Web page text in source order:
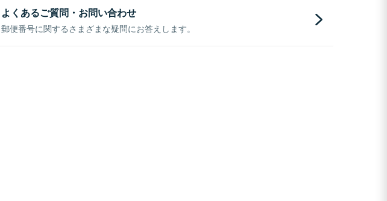
よくあるご質問・お問い合わせ
郵便番号に関するさまざまな疑問にお答えします。